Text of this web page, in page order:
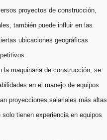
proyectos de construcción,
también puede influir en las
ubicaciones geográficas
la maquinaria de construcción, se
en el manejo de equipos
proyecciones salariales más altas
tienen experiencia en equipos